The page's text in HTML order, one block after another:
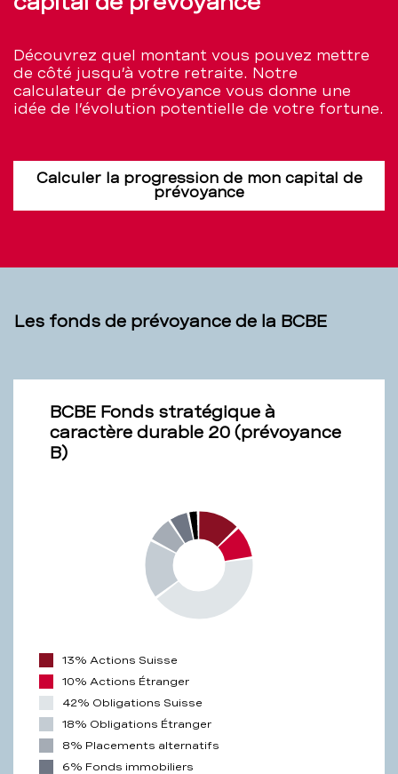
Découvrez quel montant vous pouvez mettre
de côté jusqu’à votre retraite. Notre
calculateur de prévoyance vous donne une
idée de l’évolution potentielle de votre fortune.
Calculer la progression de mon capital de
prévoyance
Les fonds de prévoyance de la BCBE
BCBE Fonds stratégique à
caractère durable 20 (prévoyance
B)
13% Actions Suisse
10% Actions Étranger
42% Obligations Suisse
18% Obligations Étranger
8% Placements alternatifs
6% Fonds immobiliers